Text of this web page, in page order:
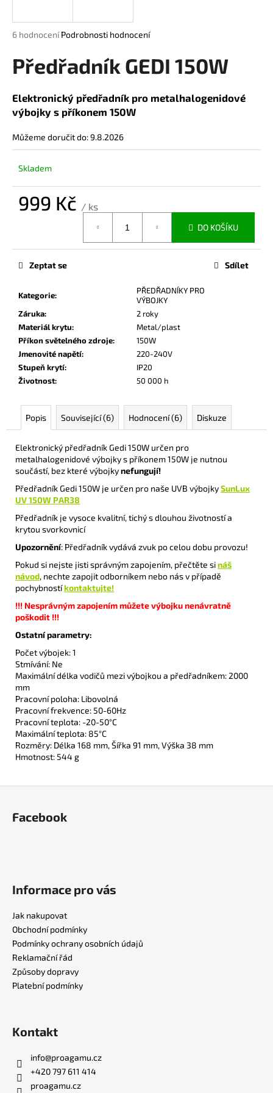
Průměrné
produktu
je
5
hvězdiček.
6 hodnocení Podrobnosti hodnocení
Předřadník GEDI 150W
Elektronický předřadník pro metalhalogenidové
výbojky s příkonem 150W
Můžeme doručit do:9.8.2026
Skladem
999 Kč / ks
DO KOŠÍKU
Kategorie:
PŘEDŘADNÍKY PRO
VÝBOJKY
Záruka:
2 roky
Materiál krytu:
Metal/plast
Příkon světelného zdroje:
150W
Jmenovité napětí:
220-240V
Stupeň krytí:
IP20
Životnost: 50 000 h
Zeptat se Sdílet
Popis Související (6) Hodnocení (6) Diskuze
Elektronický předřadník Gedi 150W určen pro
metalhalogenidové výbojky s příkonem 150W je nutnou
součástí, bez které výbojkynefungují!
Předřadník Gedi 150W je určen pro naše UVB výbojkySunLux
UV 150W PAR38
Předřadník je vysoce kvalitní, tichý s dlouhou životností a
krytou svorkovnicí
Upozornění: Předřadník vydává zvuk po celou dobu provozu!
Pokud si nejste jisti správným zapojením, přečtěte sináš
návod, nechte zapojit odborníkem nebo nás v případě
pochybnostíkontaktujte!
!!! Nesprávným zapojením můžete výbojku nenávratně
poškodit !!!
Ostatní parametry:
Počet výbojek: 1
Stmívání: Ne
Maximální délka vodičů mezi výbojkou a předřadníkem: 2000
mm
Pracovní poloha: Libovolná
Pracovní frekvence: 50-60Hz
Pracovní teplota: -20-50°C
Maximální teplota: 85°C
Rozměry: Délka 168 mm, Šířka 91 mm, Výška 38 mm
Hmotnost: 544 g
j
t
?
HLEDAT
D
r
u
u
e
m
e
Facebook
Informace pro vás
Jak nakupovat
Obchodní podmínky
Podmínky ochrany osobních údajů
Reklamační řád
Způsoby dopravy
Platební podmínky
Kontakt
info@proagamu.cz
+420 797 611 414
proagamu.cz